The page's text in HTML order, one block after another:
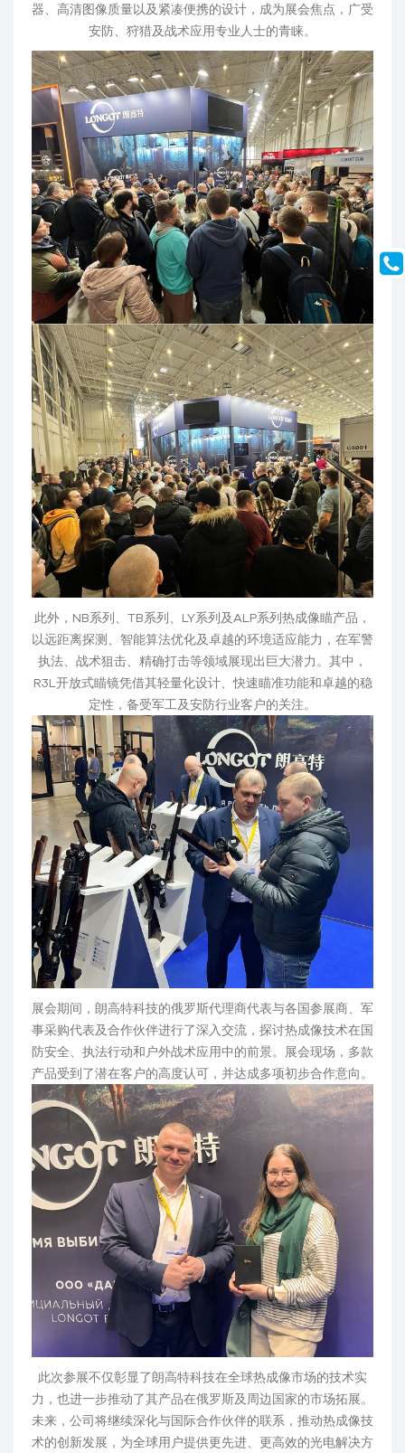
器、高清图像质量以及紧凑便携的设计，成为展会焦点，广受
安防、狩猎及战术应用专业人士的青睐。
此外，NB系列、TB系列、LY系列及ALP系列热成像瞄产品，
以远距离探测、智能算法优化及卓越的环境适应能力，在军警
执法、战术狙击、精确打击等领域展现出巨大潜力。其中，
R3L开放式瞄镜凭借其轻量化设计、快速瞄准功能和卓越的稳
定性，备受军工及安防行业客户的关注。
展会期间，朗高特科技的俄罗斯代理商代表与各国参展商、军
事采购代表及合作伙伴进行了深入交流，探讨热成像技术在国
防安全、执法行动和户外战术应用中的前景。展会现场，多款
产品受到了潜在客户的高度认可，并达成多项初步合作意向。
此次参展不仅彰显了朗高特科技在全球热成像市场的技术实
力，也进一步推动了其产品在俄罗斯及周边国家的市场拓展。
未来，公司将继续深化与国际合作伙伴的联系，推动热成像技
术的创新发展，为全球用户提供更先进、更高效的光电解决方